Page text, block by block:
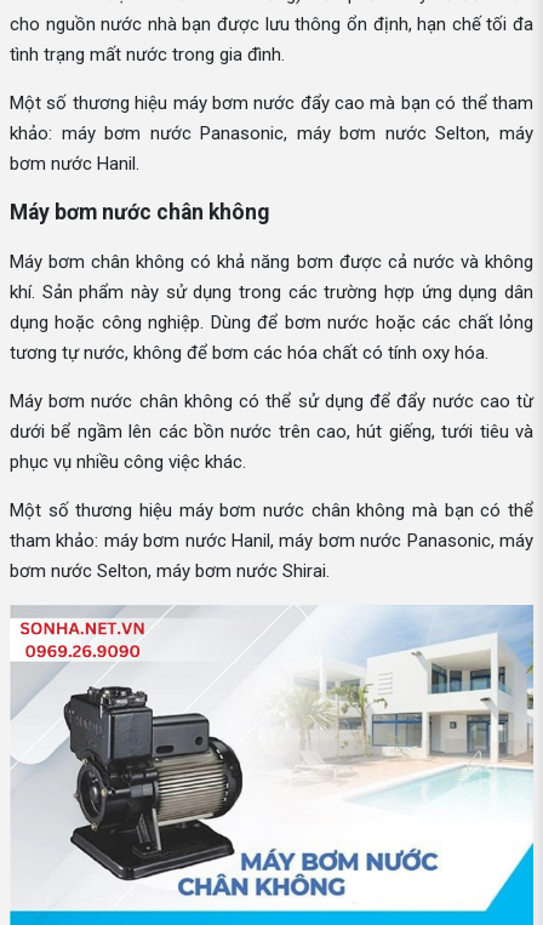
cho nguồn nước nhà bạn được lưu thông ổn định, hạn chế tối đa
tình trạng mất nước trong gia đình.
Một số thương hiệu máy bơm nước đẩy cao mà bạn có thể tham
khảo: máy bơm nước Panasonic, máy bơm nước Selton, máy
bơm nước Hanil.
Máy bơm nước chân không
Máy bơm chân không có khả năng bơm được cả nước và không
khí. Sản phẩm này sử dụng trong các trường hợp ứng dụng dân
dụng hoặc công nghiệp. Dùng để bơm nước hoặc các chất lỏng
tương tự nước, không để bơm các hóa chất có tính oxy hóa.
Máy bơm nước chân không có thể sử dụng để đẩy nước cao từ
dưới bể ngầm lên các bồn nước trên cao, hút giếng, tưới tiêu và
phục vụ nhiều công việc khác.
Một số thương hiệu máy bơm nước chân không mà bạn có thể
tham khảo: máy bơm nước Hanil, máy bơm nước Panasonic, máy
bơm nước Selton, máy bơm nước Shirai.